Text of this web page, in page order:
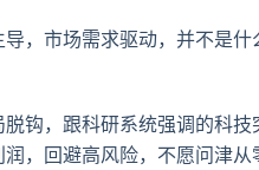
，市场需求驱动，并不是
钩，跟科研系统强调的科
，回避高风险，不愿问津从